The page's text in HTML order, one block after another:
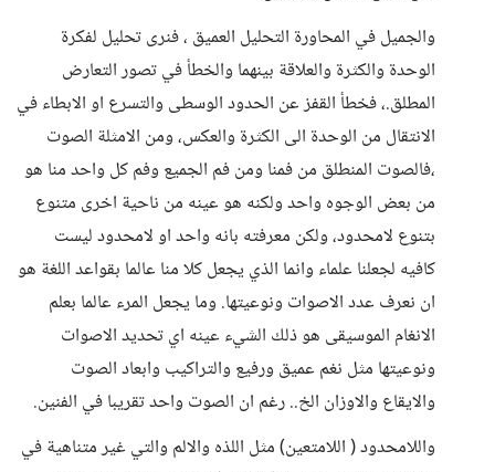
والجميل في المحاورة التحليل العميق ، فنرى تحليل لفكرة
الوحدة والكثرة والعلاقة بينهما والخطأ في تصور التعارض
المطلق.، فخطأ القفز عن الحدود الوسطى والتسرع او الابطاء في
الانتقال من الوحدة الى الكثرة والعكس، ومن الامثلة الصوت
،فالصوت المنطلق من فمنا ومن فم الجميع وفم كل واحد منا هو
من بعض الوجوه واحد ولكنه هو عينه من ناحية اخرى متنوع
بتنوع لامحدود، ولكن معرفته بانه واحد او لامحدود ليست
كافيه لجعلنا علماء وانما الذي يجعل كلا منا عالما بقواعد اللغة هو
ان نعرف عدد الاصوات ونوعيتها. وما يجعل المرء عالما بعلم
الانغام الموسيقى هو ذلك الشيء عينه اي تحديد الاصوات
ونوعيتها مثل نغم عميق ورفيع والتراكيب وابعاد الصوت
والايقاع والاوزان الخ.. رغم ان الصوت واحد تقريبا في الفنين.
واللامحدود ( اللامتعين) مثل اللذه والالم والتي غير متناهية في